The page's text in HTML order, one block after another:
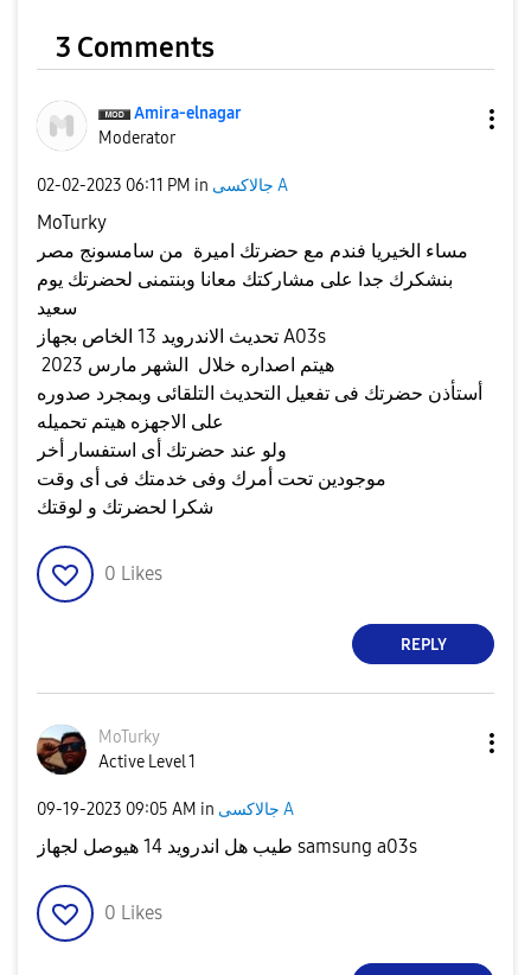
3 Comments
Amira-elnagar
Moderator
‎02-02-2023 06:11 PM in جالاكسى A
MoTurky
مساء الخيريا فندم مع حضرتك اميرة من سامسونج مصر
بنشكرك جدا على مشاركتك معانا وبنتمنى لحضرتك يوم
سعيد
تحديث الاندرويد 13 الخاص بجهاز A03s
هيتم اصداره خلال الشهر مارس 2023
أستأذن حضرتك فى تفعيل التحديث التلقائى وبمجرد صدوره
ولو عند حضرتك أى استفسار أخر
موجودين تحت أمرك وفى خدمتك فى أى وقت
شكرا لحضرتك و لوقتك
0 Likes
REPLY
MoTurky
Active Level 1
‎09-19-2023 09:05 AM in جالاكسى A
طيب هل اندرويد 14 هيوصل لجهاز samsung a03s
0 Likes